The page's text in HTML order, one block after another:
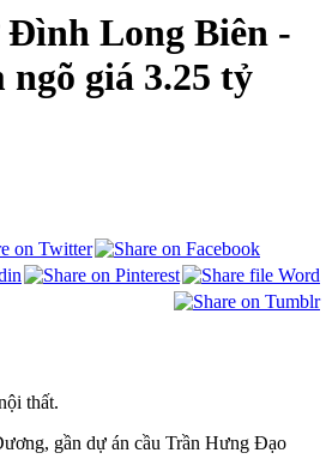
Long Biên -
ngõ giá 3.25 tỷ
thất.
gần dự án cầu Trần Hưng Đạo